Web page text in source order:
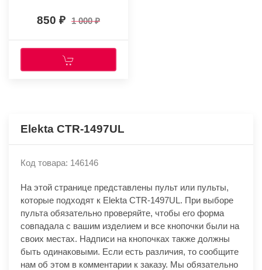
850 1 000
Elekta CTR-1497UL
Код товара: 146146
На этой странице представлены пульт или пульты,
которые подходят к Elekta CTR-1497UL. При выборе
пульта обязательно проверяйте, чтобы его форма
совпадала с вашим изделием и все кнопочки были на
своих местах. Надписи на кнопочках также должны
быть одинаковыми. Если есть различия, то сообщите
нам об этом в комментарии к заказу. Мы обязательно